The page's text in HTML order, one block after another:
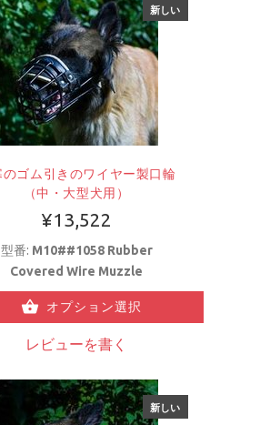
新しい
のゴム引きのワイヤー製口輪
（中・大型犬用）
¥13,522
型番: M10##1058 Rubber
Covered Wire Muzzle
オプション選択
レビューを書く
新しい